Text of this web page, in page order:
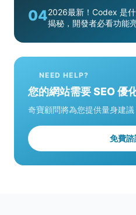
042026最新！Codex 是
揭秘，開發者必看功能
NEED HELP?
您的網站需要 SEO 優
奇寶顧問將為您提供量身建
免費